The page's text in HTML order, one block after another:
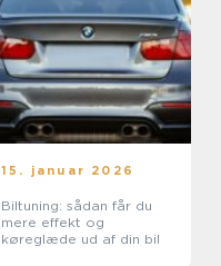
15. januar 2026
Biltuning: sådan får du
mere effekt og
køreglæde ud af din bil